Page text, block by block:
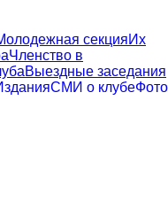
секцияИх
Членство в
Выездные заседания
СМИ о клубеФото